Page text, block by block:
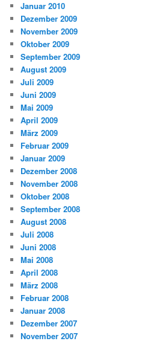
Januar 2010
Dezember 2009
November 2009
Oktober 2009
September 2009
August 2009
Juli 2009
Juni 2009
Mai 2009
April 2009
März 2009
Februar 2009
Januar 2009
Dezember 2008
November 2008
Oktober 2008
September 2008
August 2008
Juli 2008
Juni 2008
Mai 2008
April 2008
März 2008
Februar 2008
Januar 2008
Dezember 2007
November 2007